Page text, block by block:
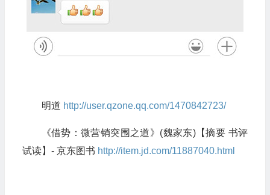
明道 http://user.qzone.qq.com/1470842723/
《借势：微营销突围之道》(魏家东)【摘要 书评
试读】- 京东图书 http://item.jd.com/11887040.html